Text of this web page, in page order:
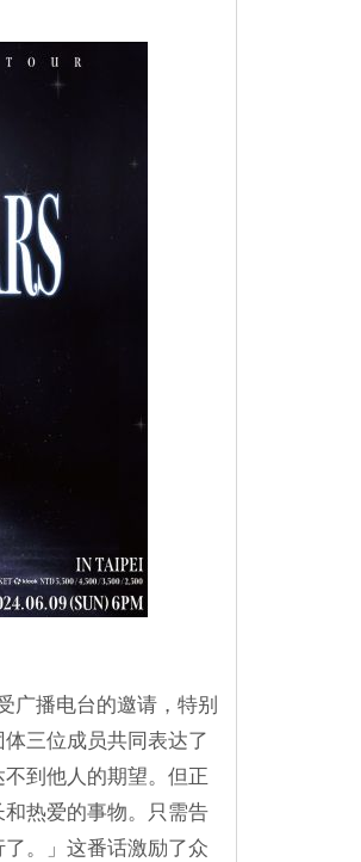
广播电台的邀请，特别
三位成员共同表达了
到他人的期望。但正
热爱的事物。只需告
。」这番话激励了众